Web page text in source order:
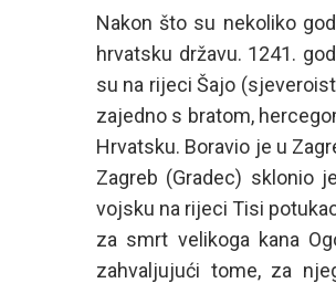
Nakon što su nekoliko
hrvatsku državu. 1241.
su na rijeci Šajo
zajedno s bratom,
Hrvatsku. Boravio je u
Zagreb (Gradec) sklonio
vojsku na rijeci Tisi
za smrt velikoga kana
zahvaljujući tome, za